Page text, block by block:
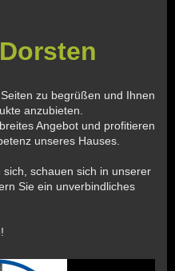
zu begrüßen und Ihnen
anzubieten.
Angebot und profitieren
unseres Hauses.
schauen sich in unserer
Sie ein unverbindliches